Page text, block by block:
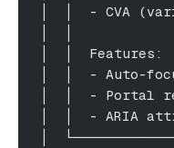
│  │  - CVA
│  │
│  │  - Auto-
│  │  - Portal
│  │  - ARIA
│